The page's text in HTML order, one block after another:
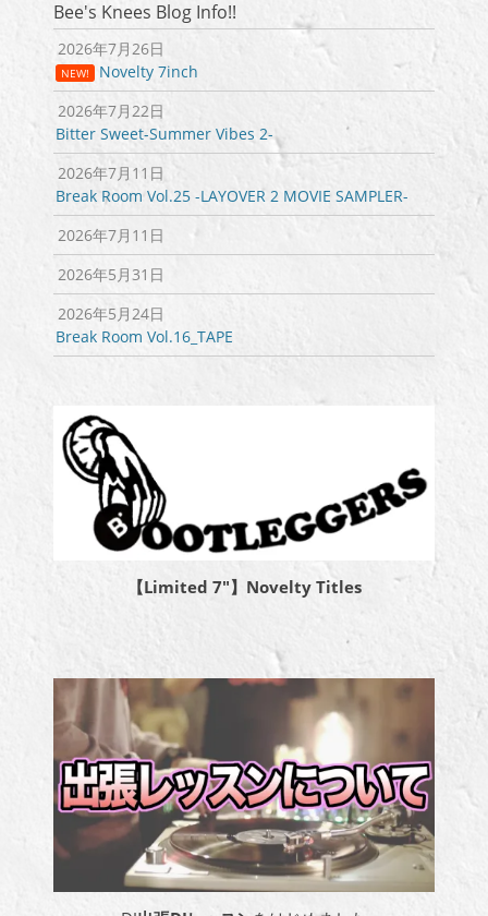
ー
シ
ョ
ン
Bee's Knees Blog Info!!
2026年7月26日
NEW!
Novelty 7inch
2026年7月22日
Bitter Sweet-Summer Vibes 2-
2026年7月11日
Break Room Vol.25 -LAYOVER 2 MOVIE SAMPLER-
2026年7月11日
2026年5月31日
2026年5月24日
Break Room Vol.16_TAPE
【Limited 7″】Novelty Titles